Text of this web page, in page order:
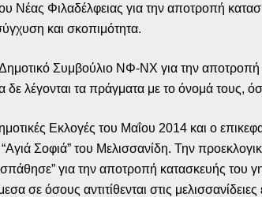
Νέας Φιλαδέλφειας για την αποτροπή
και σκοπιμότητα.
Συμβούλιο ΝΦ-ΝΧ για την αποτροπή
δε λέγονται τα πράγματα με το όνομά τους,
Εκλογές του Μαΐου 2014 και ο
Σοφιά” του Μελισσανίδη. Την
για την αποτροπή κατασκευής του
σε όσους αντιτίθενται στις μελισσανίδειες